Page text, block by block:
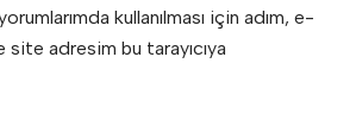
kullanılması için adım, e-
adresim bu tarayıcıya